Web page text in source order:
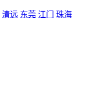
清远 东莞 江门 珠海